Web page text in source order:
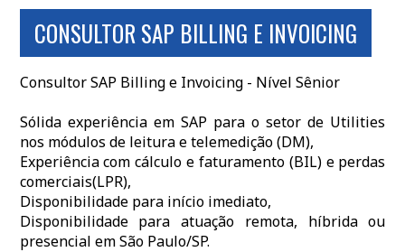
CONSULTOR SAP BILLING E INVOICING
Consultor SAP Billing e Invoicing - Nível Sênior
Sólida experiência em SAP para o setor de Utilities
nos módulos de leitura e telemedição (DM),
Experiência com cálculo e faturamento (BIL) e perdas
comerciais(LPR),
Disponibilidade para início imediato,
Disponibilidade para atuação remota, híbrida ou
presencial em São Paulo/SP.